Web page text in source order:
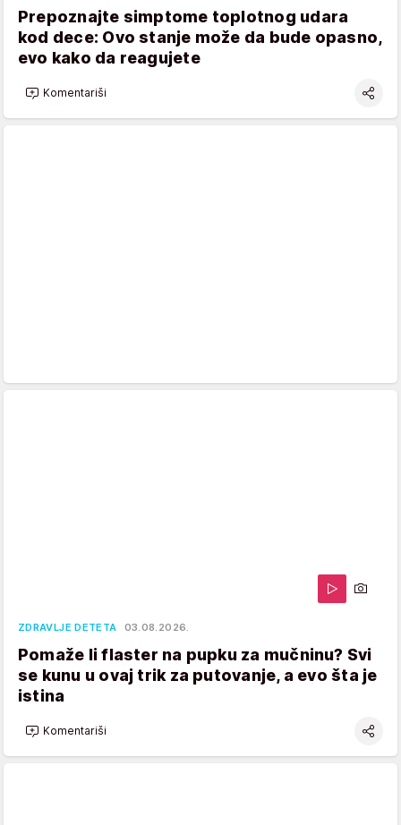
Prepoznajte simptome toplotnog udara
kod dece: Ovo stanje može da bude opasno,
evo kako da reagujete
Komentariši
ZDRAVLJE DETETA 03.08.2026.
Pomaže li flaster na pupku za mučninu? Svi
se kunu u ovaj trik za putovanje, a evo šta je
istina
Komentariši